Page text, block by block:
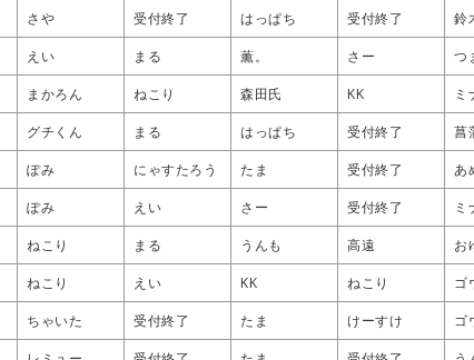
さや 受付終了 はっぱち 受付終了 鈴
えい まる 薫。 さー つ
まかろん ねこり 森田氏 KK ミ
グチくん まる はっぱち 受付終了 菖
ぽみ にゃすたろう たま 受付終了 あ
ぽみ えい さー 受付終了 ミ
ねこり まる うんも 高遠 お
ねこり えい KK ねこり ゴ
ちゃいた 受付終了 たま けーすけ ゴ
さや 受付終了 はっぱち 受付終了 鈴
えい まる 薫。 さー つ
まかろん ねこり 森田氏 KK ミ
グチくん まる はっぱち 受付終了 菖
ぽみ にゃすたろう たま 受付終了 あ
ぽみ えい さー 受付終了 ミ
ねこり まる うんも 高遠 お
ねこり えい KK ねこり ゴ
ちゃいた 受付終了 たま けーすけ ゴ
さや 受付終了 はっぱち 受付終了 鈴
えい まる 薫。 さー つ
まかろん ねこり 森田氏 KK ミ
グチくん まる はっぱち 受付終了 菖
ぽみ にゃすたろう たま 受付終了 あ
ぽみ えい さー 受付終了 ミ
ねこり まる うんも 高遠 お
ねこり えい KK ねこり ゴ
ちゃいた 受付終了 たま けーすけ ゴ
さや 受付終了 はっぱち 受付終了 鈴
えい まる 薫。 さー つ
まかろん ねこり 森田氏 KK ミ
グチくん まる はっぱち 受付終了 菖
ぽみ にゃすたろう たま 受付終了 あ
ぽみ えい さー 受付終了 ミ
ねこり まる うんも 高遠 お
ねこり えい KK ねこり ゴ
ちゃいた 受付終了 たま けーすけ ゴ